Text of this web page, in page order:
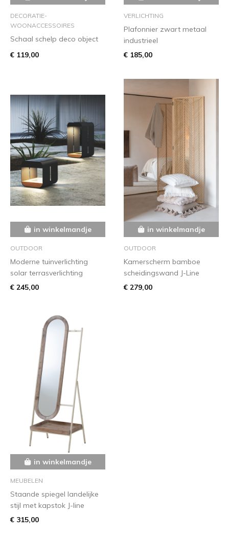
DECORATIE-
WOONACCESSOIRES
Schaal schelp deco object
€ 119,00
VERLICHTING
Plafonnier zwart metaal
industrieel
€ 185,00
in winkelmandje
OUTDOOR
Moderne tuinverlichting
solar terrasverlichting
€ 245,00
in winkelmandje
OUTDOOR
Kamerscherm bamboe
scheidingswand J-Line
€ 279,00
in winkelmandje
MEUBELEN
Staande spiegel landelijke
stijl met kapstok J-line
€ 315,00